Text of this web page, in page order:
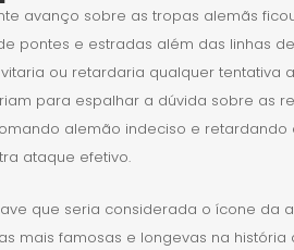
avanço sobre as tropas alemãs
pontes e estradas além das linhas
ou retardaria qualquer tentativa
para espalhar a dúvida sobre as
alemão indeciso e retardando
ataque efetivo.
que seria considerada o ícone da
mais famosas e longevas na história